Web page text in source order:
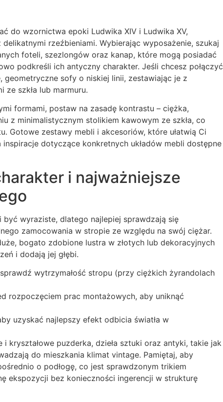
do wzornictwa epoki Ludwika XIV i Ludwika XV,
rzeźbieniami. Wybierając wyposażenie, szukaj
foteli, szezlongów oraz kanap, które mogą posiadać
podkreśli ich antyczny charakter. Jeśli chcesz połączyć
sofy o niskiej linii, zestawiając je z
szkła lub marmuru.
formami, postaw na zasadę kontrastu – ciężka,
z minimalistycznym stolikiem kawowym ze szkła, co
Gotowe zestawy mebli i akcesoriów, które ułatwią Ci
dotyczące konkretnych układów mebli dostępne
i najważniejsze
być wyraziste, dlatego najlepiej sprawdzają się
zamocowania w stropie ze względu na swój ciężar.
bogato zdobione lustra w złotych lub dekoracyjnych
i dodają jej głębi.
wytrzymałość stropu (przy ciężkich żyrandolach
rozpoczęciem prac montażowych, aby uniknąć
uzyskać najlepszy efekt odbicia światła w
i kryształowe puzderka, dzieła sztuki oraz antyki, takie jak
do mieszkania klimat vintage. Pamiętaj, aby
o podłogę, co jest sprawdzonym trikiem
ekspozycji bez konieczności ingerencji w strukturę